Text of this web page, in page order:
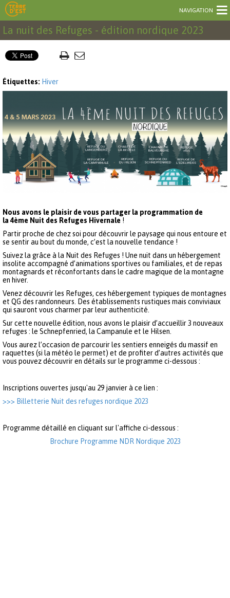
NAVIGATION
La nuit des Refuges - édition nordique 2023
Étiquettes: Hiver
Nous avons le plaisir de vous partager la programmation de
la4ème Nuit des Refuges Hivernale!
Partir proche de chez soi pour découvrir le paysage qui nous entoure et
se sentir au bout du monde, c’est la nouvelle tendance !
Suivez la grâce à la Nuit des Refuges ! Une nuit dans un hébergement
insolite accompagné d’animations sportives ou familiales, et de repas
montagnards et réconfortants dans le cadre magique de la montagne
en hiver.
Venez découvrir les Refuges, ces hébergement typiques de montagnes
et QG des randonneurs. Des établissements rustiques mais conviviaux
qui sauront vous charmer par leur authenticité.
Sur cette nouvelle édition, nous avons le plaisir d’accueillir 3 nouveaux
refuges : le Schnepfenried, la Campanule et le Hilsen.
Vous aurez l’occasion de parcourir les sentiers enneigés du massif en
raquettes (si la météo le permet) et de profiter d’autres activités que
vous pouvez découvrir en détails sur le programme ci-dessous :
Inscriptions ouvertes jusqu'au 29 janvier à ce lien :
>>> Billetterie Nuit des refuges nordique 2023
Programme détaillé en cliquant sur l'affiche ci-dessous :
Brochure Programme NDR Nordique 2023